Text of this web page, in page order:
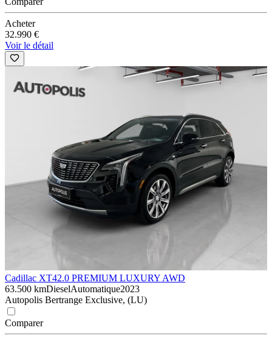
Acheter
32.990 €
Voir le détail
Cadillac XT42.0 PREMIUM LUXURY AWD
63.500 kmDieselAutomatique2023
Autopolis Bertrange Exclusive, (LU)
Comparer